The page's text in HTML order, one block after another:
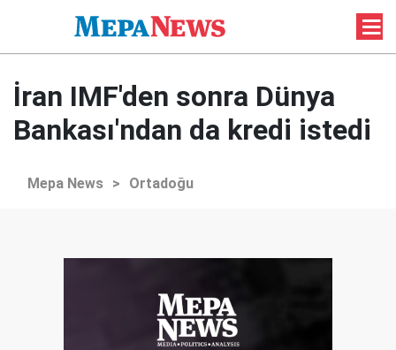
İran IMF'den sonra Dünya
Bankası'ndan da kredi istedi
Mepa News > Ortadoğu